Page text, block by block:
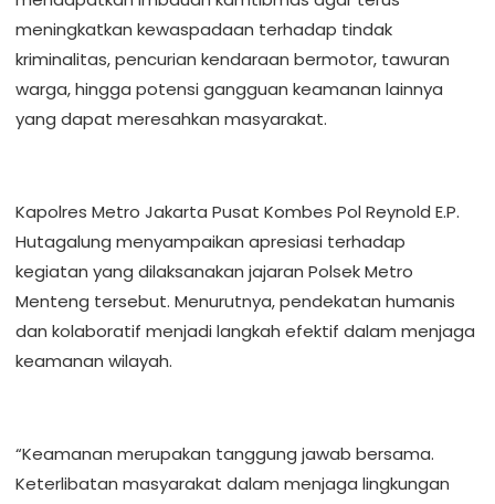
meningkatkan kewaspadaan terhadap tindak
kriminalitas, pencurian kendaraan bermotor, tawuran
warga, hingga potensi gangguan keamanan lainnya
yang dapat meresahkan masyarakat.
Kapolres Metro Jakarta Pusat Kombes Pol Reynold E.P.
Hutagalung menyampaikan apresiasi terhadap
kegiatan yang dilaksanakan jajaran Polsek Metro
Menteng tersebut. Menurutnya, pendekatan humanis
dan kolaboratif menjadi langkah efektif dalam menjaga
keamanan wilayah.
“Keamanan merupakan tanggung jawab bersama.
Keterlibatan masyarakat dalam menjaga lingkungan